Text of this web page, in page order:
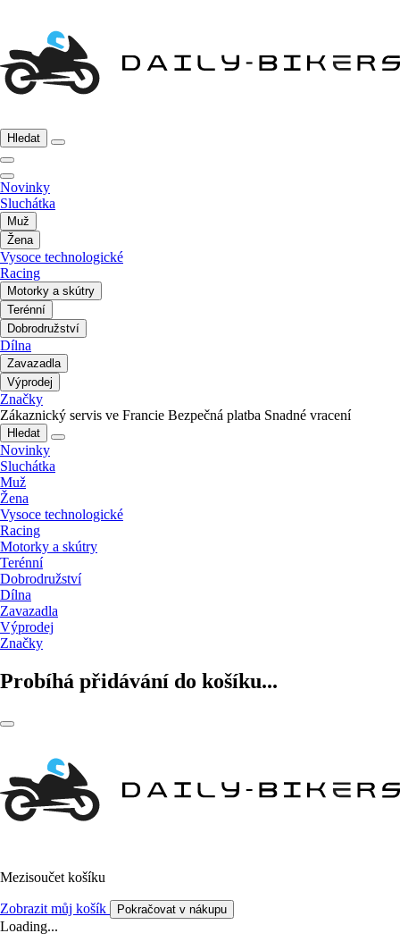
Hledat
Novinky
Sluchátka
Muž
Žena
Vysoce technologické
Racing
Motorky a skútry
Terénní
Dobrodružství
Dílna
Zavazadla
Výprodej
Značky
Zákaznický servis ve Francie Bezpečná platba Snadné vracení
Hledat
Novinky
Sluchátka
Muž
Žena
Vysoce technologické
Racing
Motorky a skútry
Terénní
Dobrodružství
Dílna
Zavazadla
Výprodej
Značky
Probíhá přidávání do košíku...
Mezisoučet košíku
Zobrazit můj košík Pokračovat v nákupu
Loading...